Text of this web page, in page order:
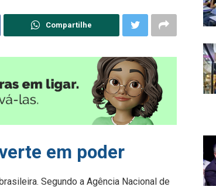
Compartilhe
em poder
Segundo a Agência Nacional de